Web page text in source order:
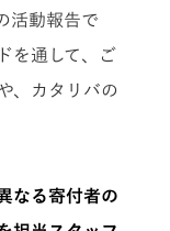
活動報告で
を通して、ご
、カタリバの
なる寄付者の